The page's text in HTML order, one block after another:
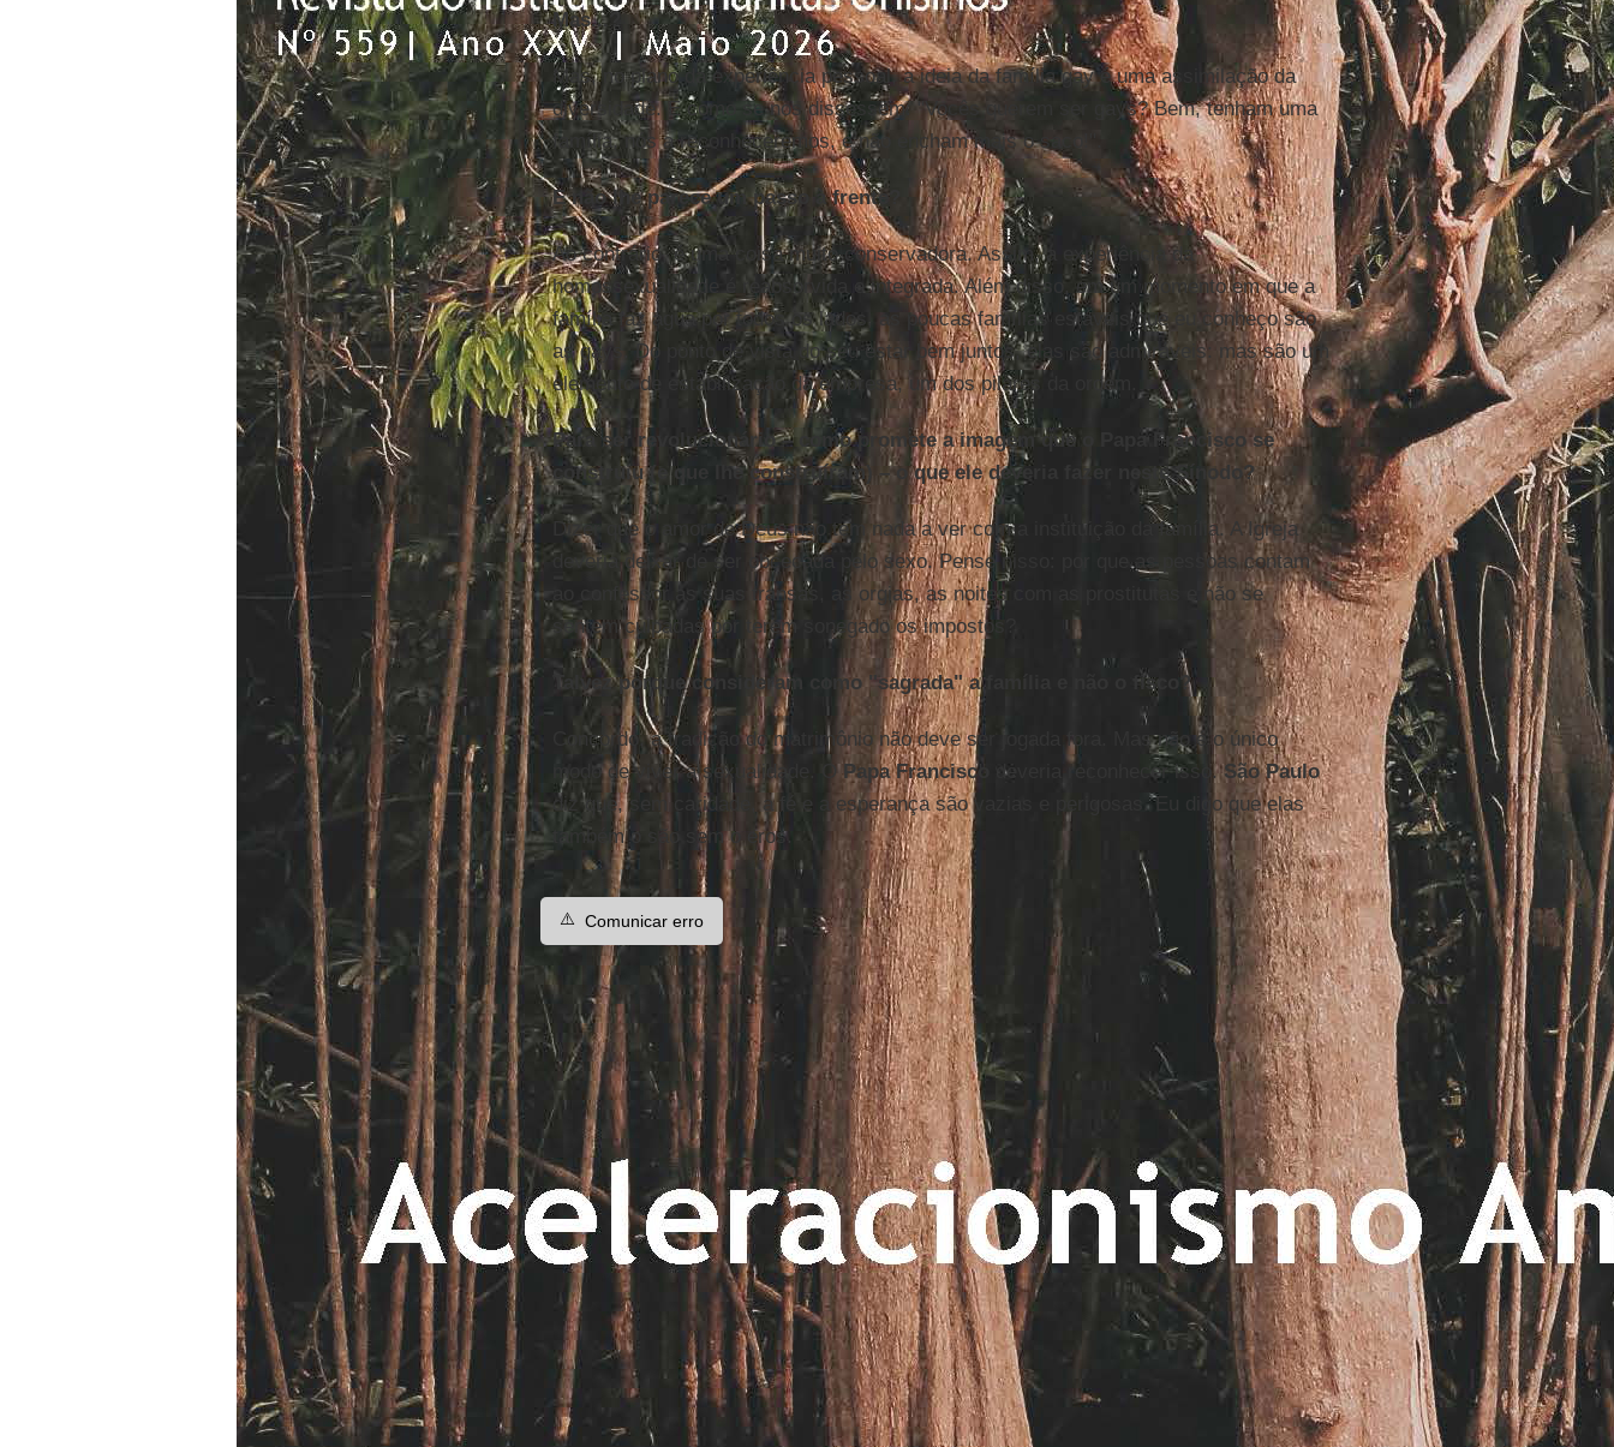
Mas...?
Mas, no plano da experiência pessoal, a ideia da família gay é uma assimilação da
diversidade. É como se nos dissessem: "Vocês querem ser gays? Bem, tenham uma
família, nós a reconheceremos, e não encham mais o saco!".
E não lhe parece um passo à frente?
Ao contrário, é uma coisa muito conservadora. Assim, a experiência da
homossexualidade é reabsorvida e integrada. Além disso, em um momento em que a
família faz água por todos os lados, as poucas famílias estáveis que eu conheço são
as gays. Do ponto de vista do seu estar bem juntos, elas são admiráveis: mas são um
elemento de estabilização da empresa, um dos pilares da ordem.
Para ser revolucionário – como promete a imagem que o Papa Francisco se
construiu (e que lhe construíram) – o que ele deveria fazer neste Sínodo?
Dizer que o amor de Deus não tem nada a ver com a instituição da família. A Igreja
deveria deixar de ser obcecada pelo sexo. Pense nisso: por que as pessoas contam
ao confessor as suas transas, as orgias, as noites com as prostitutas e não se
sentem culpadas por terem sonegado os impostos?
Talvez porque consideram como "sagrada" a família e não o fisco?
Concordo, a tradição do matrimônio não deve ser jogada fora. Mas não é o único
modo de viver a sexualidade. OPapa Francisco deveria reconhecer isso.São Paulo
diz que, sem caridade, a fé e a esperança são vazias e perigosas. Eu digo que elas
também o são sem o eros.
⚠️ Comunicar erro